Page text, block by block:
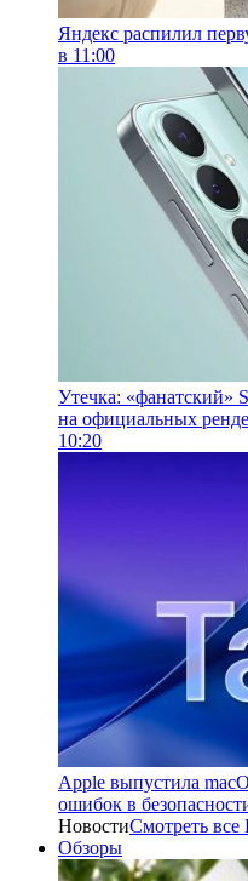
Яндекс распилил
в 11:00
Утечка: «фанатский»
на официальных
10:20
Apple выпустила
ошибок в
НовостиСмотреть все
Обзоры